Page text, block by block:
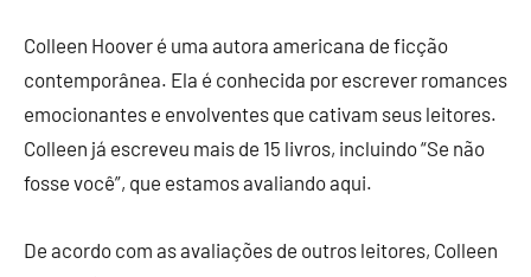
Colleen Hoover é uma autora americana de ficção
contemporânea. Ela é conhecida por escrever romances
emocionantes e envolventes que cativam seus leitores.
Colleen já escreveu mais de 15 livros, incluindo “Se não
fosse você”, que estamos avaliando aqui.
De acordo com as avaliações de outros leitores, Colleen